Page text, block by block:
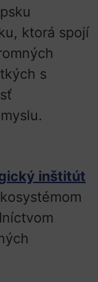
ktorá spojí
s
inštitút